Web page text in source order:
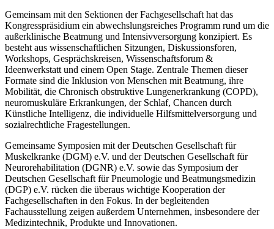
Gemeinsam mit den Sektionen der Fachgesellschaft hat das
Kongresspräsidium ein abwechslungsreiches Programm rund um die
außerklinische Beatmung und Intensivversorgung konzipiert. Es
besteht aus wissenschaftlichen Sitzungen, Diskussionsforen,
Workshops, Gesprächskreisen, Wissenschaftsforum &
Ideenwerkstatt und einem Open Stage. Zentrale Themen dieser
Formate sind die Inklusion von Menschen mit Beatmung, ihre
Mobilität, die Chronisch obstruktive Lungenerkrankung (COPD),
neuromuskuläre Erkrankungen, der Schlaf, Chancen durch
Künstliche Intelligenz, die individuelle Hilfsmittelversorgung und
sozialrechtliche Fragestellungen.
Gemeinsame Symposien mit der Deutschen Gesellschaft für
Muskelkranke (DGM) e.V. und der Deutschen Gesellschaft für
Neurorehabilitation (DGNR) e.V. sowie das Symposium der
Deutschen Gesellschaft für Pneumologie und Beatmungsmedizin
(DGP) e.V. rücken die überaus wichtige Kooperation der
Fachgesellschaften in den Fokus. In der begleitenden
Fachausstellung zeigen außerdem Unternehmen, insbesondere der
Medizintechnik, Produkte und Innovationen.